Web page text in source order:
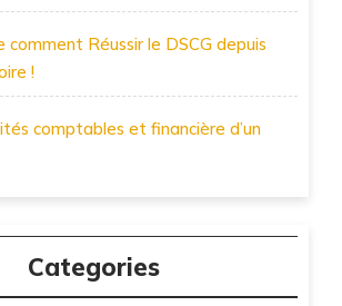
comment Réussir le DSCG depuis
!
comptables et financière d’un
Categories